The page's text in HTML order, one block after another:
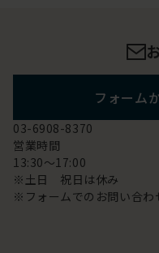
フォーム
03-6908-8370
営業時間
13:30～17:00
※土日 祝日は休み
※フォームでのお問い合わ